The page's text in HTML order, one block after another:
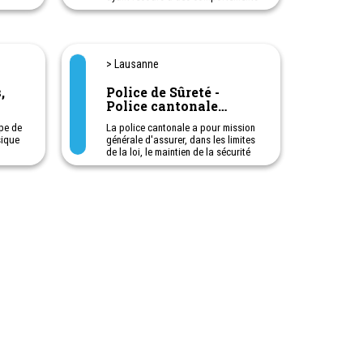
agressifs ou violents au sein du
de
> Lausanne
Police de Sûreté -
Police cantonale
vaudoise - 021 644 44
44
La police cantonale a pour mission
générale d'assurer, dans les limites
de la loi, le maintien de la sécurité
et de l'ordre public.